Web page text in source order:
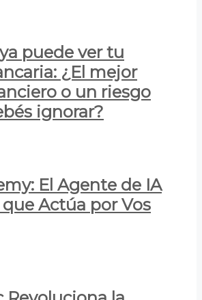
puede ver tu
¿El mejor
o un riesgo
ignorar?
El Agente de IA
Actúa por Vos